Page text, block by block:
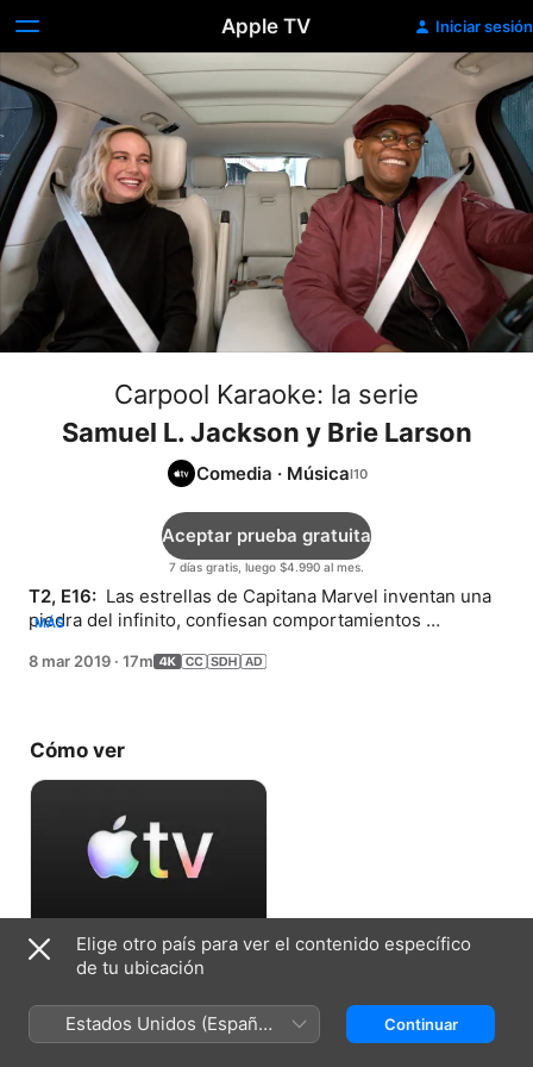
Apple TV Iniciar sesión
Carpool Karaoke: la serie
Samuel L. Jackson y Brie Larson
Comedia · Música
7 días gratis, luego $4.990 al mes.
Aceptar prueba gratuita
T2, E16: Las estrellas de Capitana Marvel inventan una
piedra del infinito, confiesan comportamientos
boina color frambuesa de Sam.
MÁS
8 mar 2019 · 17m
Cómo ver
Aceptar prueba gratuita
7 días gratis, luego $4.990 al mes.
Elige otro país para ver el contenido específico
de tu ubicación
Estados Unidos (Español
México)
Continuar